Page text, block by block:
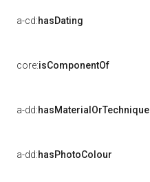
a-cd:hasDating
core:isComponentOf
a-dd:hasMaterialOrTechnique
a-dd:hasPhotoColour